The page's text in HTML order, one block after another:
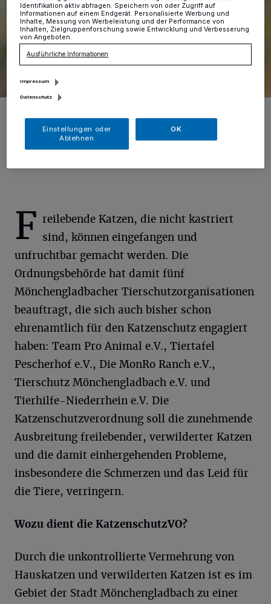
Katze mit Freigang hält, muss sie bis Ende Februar kastrieren,
kennzeichnen und registrieren lassen.
F reilebende Katzen, die nicht kastriert
sind, können eingefangen und
unfruchtbar gemacht werden. Die
Ordnungsbehörde hat damit fünf
Mönchengladbacher Tierschutzorganisationen
beauftragt, die sich auch bisher schon
ehrenamtlich für den Katzenschutz engagiert
haben: Team Pro Animal e.V., Tiertafel
Pescherhof e.V., Die MonRo Ranch e.V.,
Tierschutz Mönchengladbach e.V. und
Tierhilfe-Niederrhein e.V. Die
Katzenschutzverordnung soll die zunehmende
Ausbreitung freilebender, verwilderter Katzen
und die damit einhergehenden Probleme,
insbesondere die Schmerzen und das Leid für
die Tiere, verringern.
Wozu dient die KatzenschutzVO?
Durch die unkontrollierte Vermehrung von
Hauskatzen und verwilderten Katzen ist es im
Gebiet der Stadt Mönchengladbach zu einer
Identifikation aktiv abfragen. Speichern von oder Zugriff auf
Informationen auf einem Endgerät. Personalisierte Werbung und
Inhalte, Messung von Werbeleistung und der Performance von
Inhalten, Zielgruppenforschung sowie Entwicklung und Verbesserung
von Angeboten.
Ausführliche Informationen
Impressum
Datenschutz
Einstellungen oder
Ablehnen
OK